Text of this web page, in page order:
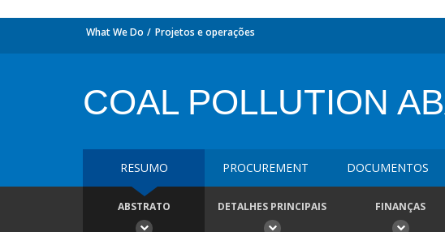
What We Do Projetos e operações
COAL POLLUTION
RESUMO PROCUREMENT DOCUMENTOS
ABSTRATO DETALHES PRINCIPAIS FINANÇAS